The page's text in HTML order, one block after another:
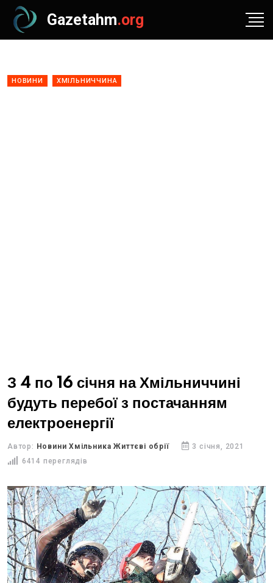
Gazetahm.org
НОВИНИ ХМІЛЬНИЧЧИНА
З 4 по 16 січня на Хмільниччині
будуть перебої з постачанням
електроенергії
Автор: Новини Хмільника Життєві обрії
3 січня, 2021
6414 переглядів